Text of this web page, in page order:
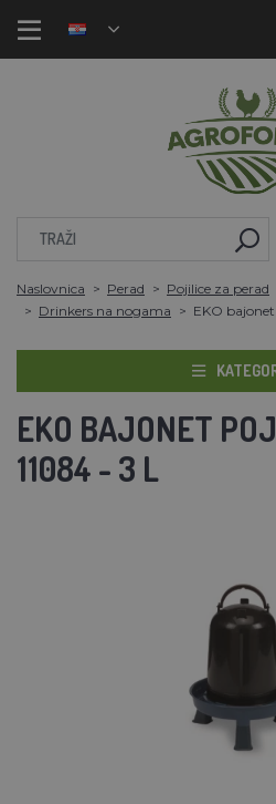
Naslovnica Perad Pojilice za perad
Drinkers na nogama
EKO bajonet
EKO BAJONET
11084 - 3 L